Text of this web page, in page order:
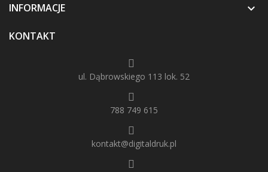
INFORMACJE 
KONTAKT
ul. Dąbrowskiego 113 lok. 52
788 749 615
kontakt@digitaldruk.pl